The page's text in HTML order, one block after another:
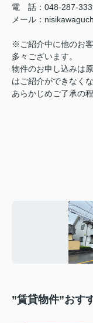
電 話：048-287-
メール ：
※ご紹介中に他のお
多々ございます。
物件のお申し込みは
はご紹介ができなく
あらかじめご了承の
”賃貸物件”おす